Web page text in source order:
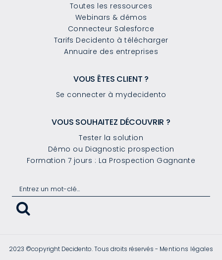
Toutes les ressources
Webinars & démos
Connecteur Salesforce
Tarifs Decidento à télécharger
Annuaire des entreprises
VOUS ÊTES CLIENT ?
Se connecter à mydecidento
VOUS SOUHAITEZ DÉCOUVRIR ?
Tester la solution
Démo ou Diagnostic prospection
Formation 7 jours : La Prospection Gagnante
2023 ©copyright Decidento. Tous droits réservés - Mentions légales